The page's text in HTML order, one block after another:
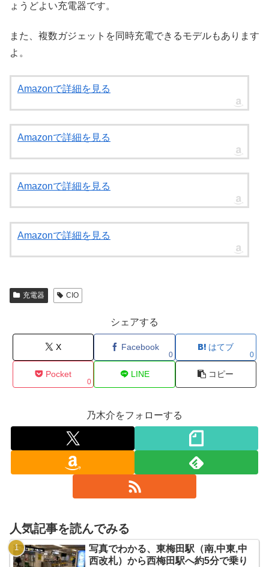
ょうどよい充電器です。
また、複数ガジェットを同時充電できるモデルもあります
よ。
Amazonで詳細を見る
Amazonで詳細を見る
Amazonで詳細を見る
Amazonで詳細を見る
充電器 CIO
シェアする
X Facebook
0
はてブ
0
Pocket
0
LINE コピー
乃木介をフォローする
人気記事を読んでみる
写真でわかる、東梅田駅（南,中東,中
西改札）から西梅田駅へ約5分で乗り